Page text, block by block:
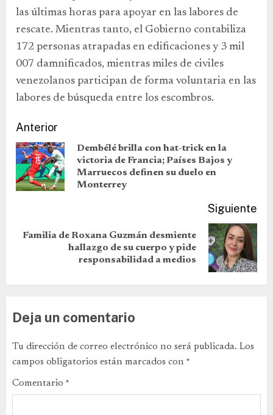
las últimas horas para apoyar en las labores de
rescate. Mientras tanto, el Gobierno contabiliza
172 personas atrapadas en edificaciones y 3 mil
007 damnificados, mientras miles de civiles
venezolanos participan de forma voluntaria en las
labores de búsqueda entre los escombros.
Anterior
Dembélé brilla con hat-trick en la
victoria de Francia; Países Bajos y
Marruecos definen su duelo en
Monterrey
Siguiente
Familia de Roxana Guzmán desmiente
hallazgo de su cuerpo y pide
responsabilidad a medios
Deja un comentario
Tu dirección de correo electrónico no será publicada. Los
campos obligatorios están marcados con *
Comentario *